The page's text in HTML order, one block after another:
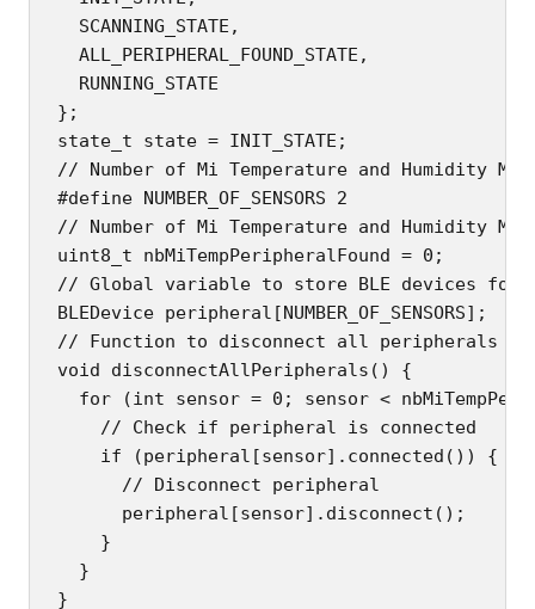
  SCANNING_STATE,
  ALL_PERIPHERAL_FOUND_STATE,
  RUNNING_STATE
};
state_t state = INIT_STATE;
// Number of Mi Temperature and Humidity
#define NUMBER_OF_SENSORS 2
// Number of Mi Temperature and Humidity
uint8_t nbMiTempPeripheralFound = 0;
// Global variable to store BLE devices
BLEDevice peripheral[NUMBER_OF_SENSORS];
// Function to disconnect all peripherals
void disconnectAllPeripherals() {
for (int sensor = 0; sensor <
    // Check if peripheral is connected
    if (peripheral[sensor].connected()) {
      // Disconnect peripheral
      peripheral[sensor].disconnect();
    }
  }
}